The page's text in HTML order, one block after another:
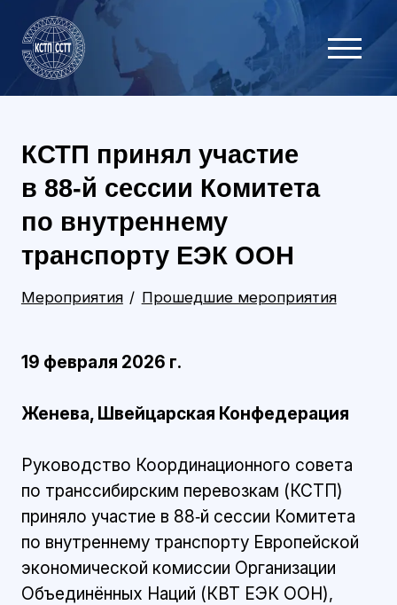
КСТП принял участие
в 88‑й сессии Комитета
по внутреннему
транспорту ЕЭК ООН
Мероприятия Прошедшие мероприятия
19 февраля 2026 г.
Женева, Швейцарская Конфедерация
Руководство Координационного совета
по транссибирским перевозкам (КСТП)
приняло участие в 88‑й сессии Комитета
по внутреннему транспорту Европейской
экономической комиссии Организации
Объединённых Наций (КВТ ЕЭК ООН),